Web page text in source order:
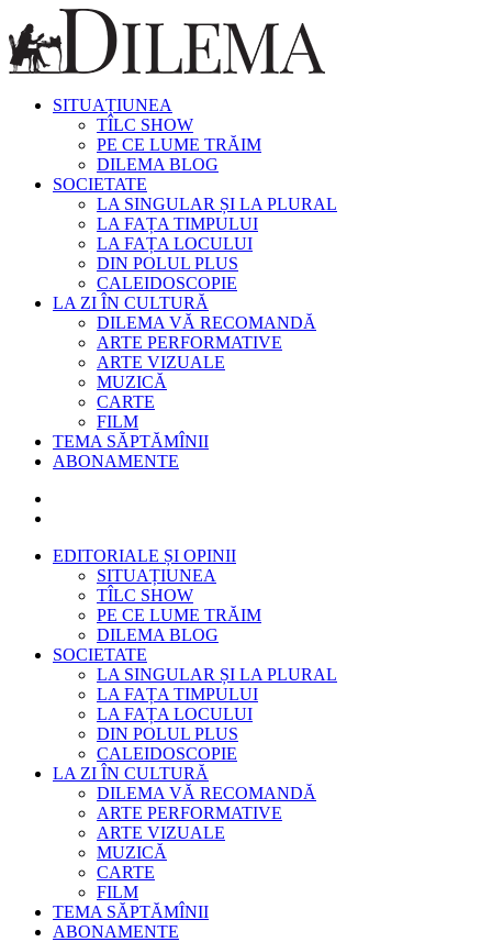
SITUAȚIUNEA
TÎLC SHOW
PE CE LUME TRĂIM
DILEMA BLOG
SOCIETATE
LA SINGULAR ȘI LA PLURAL
LA FAȚA TIMPULUI
LA FAȚA LOCULUI
DIN POLUL PLUS
CALEIDOSCOPIE
LA ZI ÎN CULTURĂ
DILEMA VĂ RECOMANDĂ
ARTE PERFORMATIVE
ARTE VIZUALE
MUZICĂ
CARTE
FILM
TEMA SĂPTĂMÎNII
ABONAMENTE
EDITORIALE ȘI OPINII
SITUAȚIUNEA
TÎLC SHOW
PE CE LUME TRĂIM
DILEMA BLOG
SOCIETATE
LA SINGULAR ȘI LA PLURAL
LA FAȚA TIMPULUI
LA FAȚA LOCULUI
DIN POLUL PLUS
CALEIDOSCOPIE
LA ZI ÎN CULTURĂ
DILEMA VĂ RECOMANDĂ
ARTE PERFORMATIVE
ARTE VIZUALE
MUZICĂ
CARTE
FILM
TEMA SĂPTĂMÎNII
ABONAMENTE